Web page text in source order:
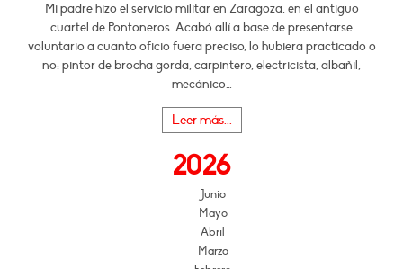
Mi padre hizo el servicio militar en Zaragoza, en el antiguo
cuartel de Pontoneros. Acabó allí a base de presentarse
voluntario a cuanto oficio fuera preciso, lo hubiera practicado o
no: pintor de brocha gorda, carpintero, electricista, albañil,
mecánico…
Leer más...
2026
Junio
Mayo
Abril
Marzo